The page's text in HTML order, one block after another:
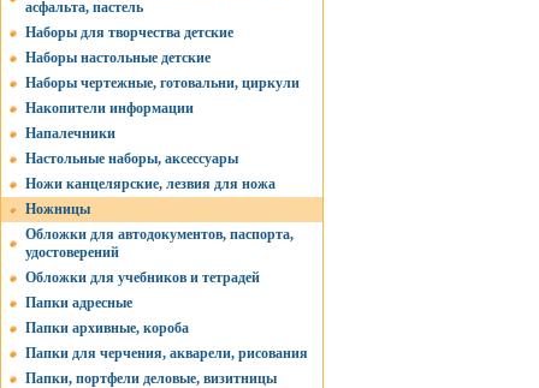
асфальта, пастель
Наборы для творчества детские
Наборы настольные детские
Наборы чертежные, готовальни, циркули
Накопители информации
Напалечники
Настольные наборы, аксессуары
Ножи канцелярские, лезвия для ножа
Ножницы
Обложки для автодокументов, паспорта,
удостоверений
Обложки для учебников и тетрадей
Папки адресные
Папки архивные, короба
Папки для черчения, акварели, рисования
Папки, портфели деловые, визитницы